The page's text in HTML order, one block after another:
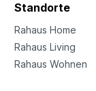
Standorte
Rahaus Home
Rahaus Living
Rahaus Wohnen